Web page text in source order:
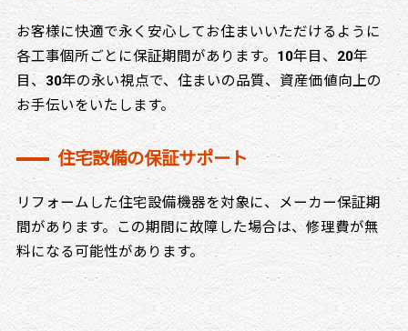
お客様に快適で永く安心してお住まいいただけるように
各工事個所ごとに保証期間があります。10年目、20年
目、30年の永い視点で、住まいの品質、資産価値向上の
お手伝いをいたします。
住宅設備の保証サポート
リフォームした住宅設備機器を対象に、メーカー保証期
間があります。この期間に故障した場合は、修理費が無
料になる可能性があります。